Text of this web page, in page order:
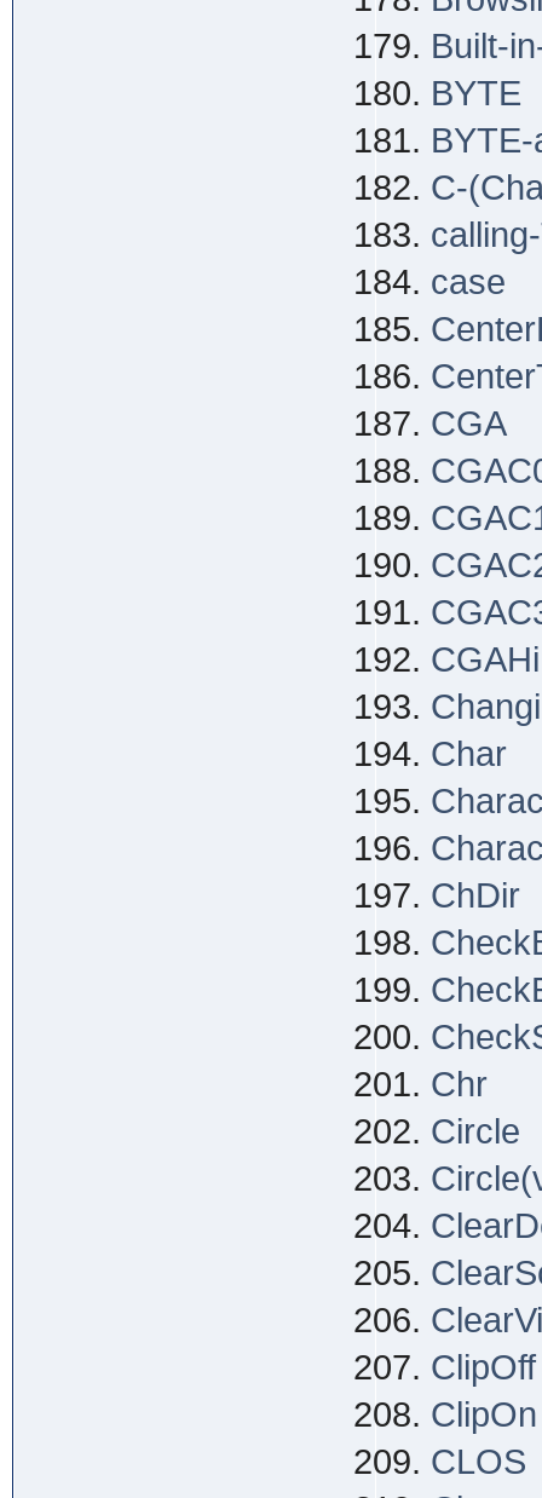
Built-
BYTE
C-
case
CGA
CGAHi
Char
ChDir
Chr
Circle
ClipOff
ClipOn
CLOS